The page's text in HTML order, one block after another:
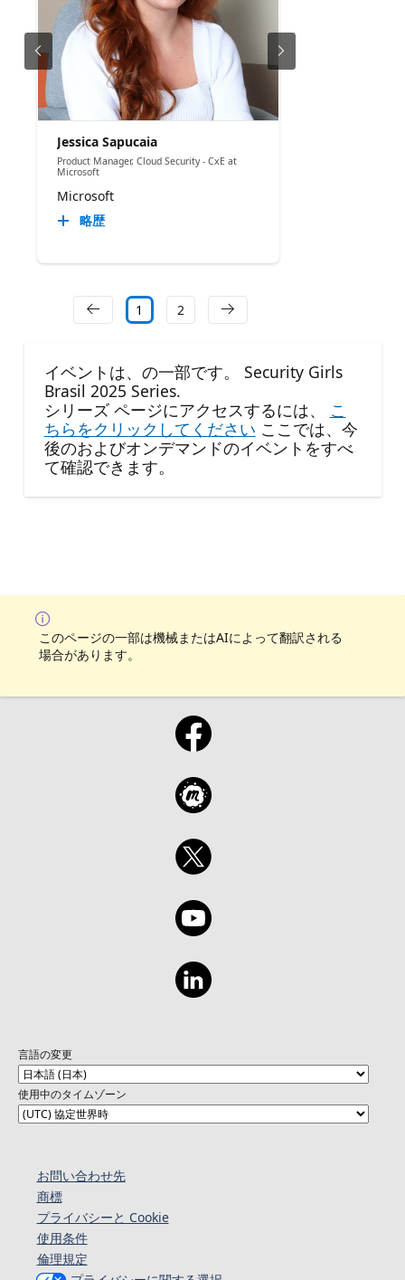
Jessica Sapucaia
Product Manager, Cloud Security - CxE at
Microsoft
Microsoft
略歴
1 2
イベントは、の一部です。 Security Girls
Brasil 2025 Series.
シリーズ ページにアクセスするには、
こ
ちらをクリックしてください ここでは、今
後のおよびオンデマンドのイベントをすべ
て確認できます。
このページの一部は機械またはAIによって翻訳される
場合があります。
言語の変更
使用中のタイムゾーン
お問い合わせ先
商標
プライバシーと Cookie
使用条件
倫理規定